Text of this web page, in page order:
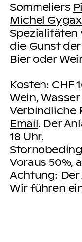
Sommeliers
Michel
Spezialitäten
die Gunst
Bier oder
Kosten: CHF
Wein,
Verbindliche
Email. Der
18 Uhr.
Voraus 50%,
Achtung: Der
Wir führen